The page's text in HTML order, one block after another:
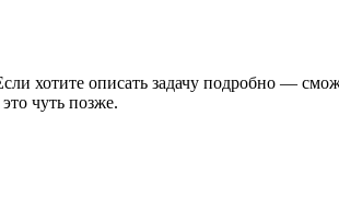
хотите описать задачу подробно —
чуть позже.